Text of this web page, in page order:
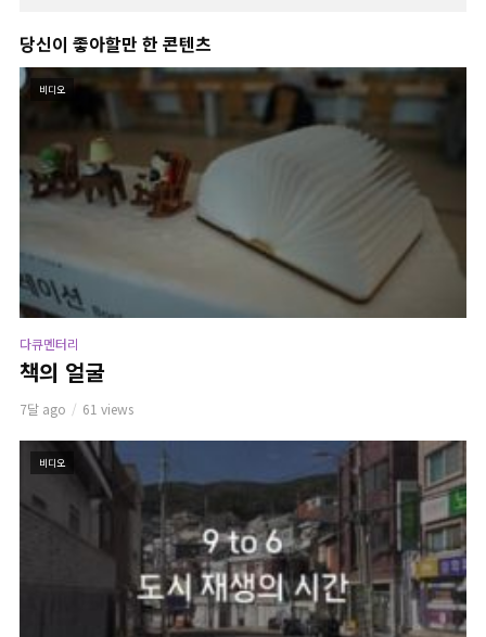
당신이 좋아할만 한 콘텐츠
비디오
다큐멘터리
책의 얼굴
7달 ago 61 views
비디오